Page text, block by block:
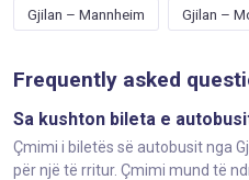
Gjilan – Mannheim Gjilan –
Frequently asked
Sa kushton bileta e
Çmimi i biletës së autobusit nga
për një të rritur. Çmimi mund të